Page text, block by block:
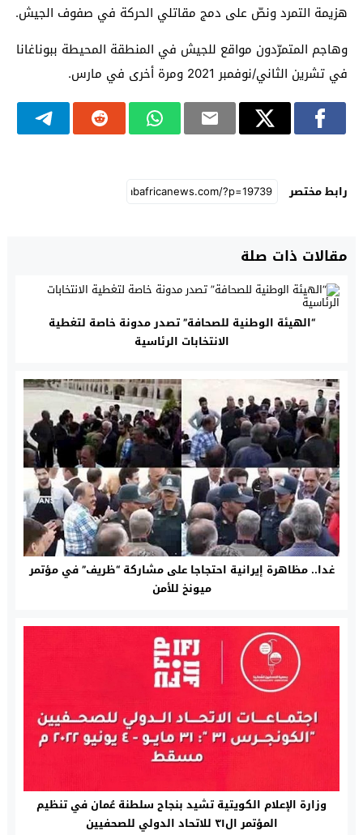
هزيمة التمرد ونصّ على دمج مقاتلي الحركة في صفوف الجيش.
وهاجم المتمرّدون مواقع للجيش في المنطقة المحيطة ببوناغانا
في تشرين الثاني/نوفمبر 2021 ومرة أخرى في مارس.
رابط مختصر
مقالات ذات صلة
“الهيئة الوطنية للصحافة” تصدر مدونة خاصة لتغطية
الانتخابات الرئاسية
غدا.. مظاهرة إيرانية احتجاجا على مشاركة “ظريف” في مؤتمر
ميونخ للأمن
وزارة الإعلام الكويتية تشيد بنجاح سلطنة عُمان في تنظيم
المؤتمر ال٣١ للاتحاد الدولي للصحفيين